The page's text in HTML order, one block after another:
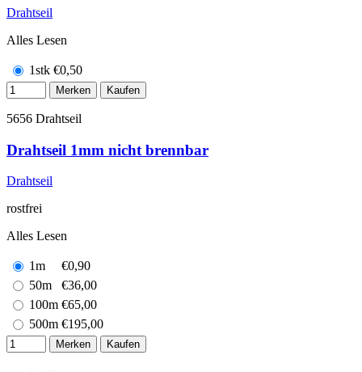
Drahtseil
Alles Lesen
1stk €0,50
Merken Kaufen
5656 Drahtseil
Drahtseil 1mm nicht brennbar
Drahtseil
rostfrei
Alles Lesen
1m €0,90
50m
€36,00
100m €65,00
500m €195,00
Merken Kaufen